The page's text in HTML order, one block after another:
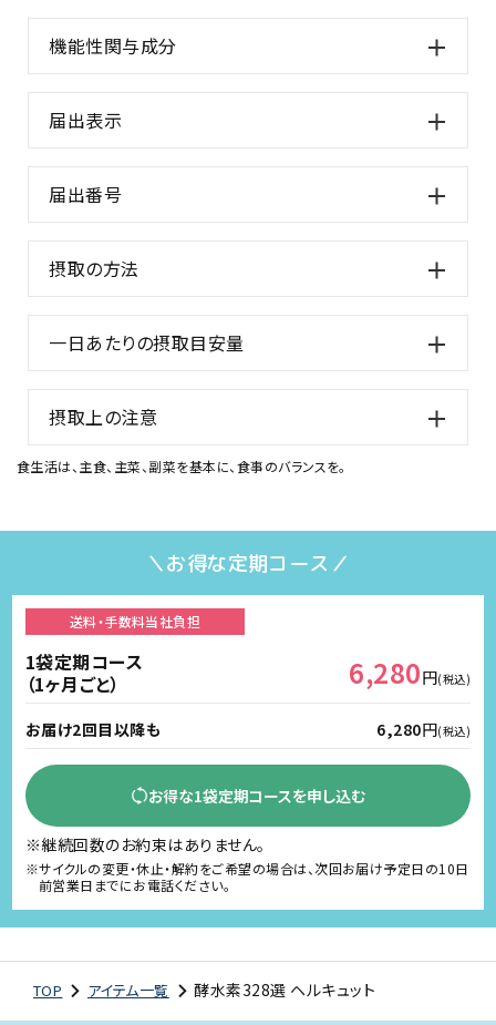
機能性関与成分
届出表示
届出番号
摂取の方法
一日あたりの摂取目安量
摂取上の注意
食生活は、主食、主菜、副菜を基本に、食事のバランスを。
＼お得な定期コース／
送料・手数料当社負担
1袋定期コース
（1ヶ月ごと）
6,280円(税込)
お届け2回目以降も 6,280円(税込)
お得な1袋定期コースを申し込む
※継続回数のお約束はありません。
※サイクルの変更・休止・解約をご希望の場合は、次回お届け予定日の10日
前営業日までにお電話ください。
TOP アイテム一覧 酵水素328選 ヘルキュット